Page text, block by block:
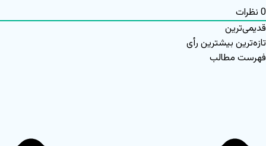
0 نظرات
قدیمی‌ترین
تازه‌ترین بیشترین رأی
فهرست مطالب